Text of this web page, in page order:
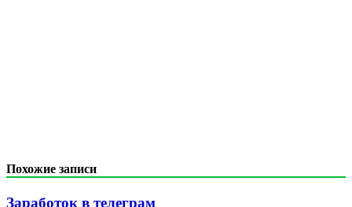
Похожие записи
Заработок в телеграм